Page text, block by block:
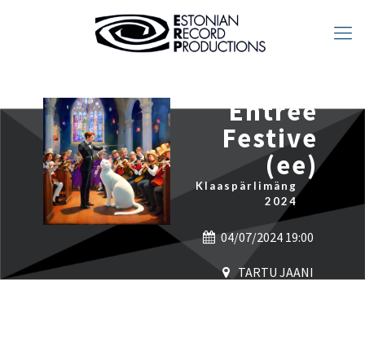
Entrée
Festive
(ee)
Klaaspärlimäng
2024
04/07/2024 19:00
TARTU JAANI